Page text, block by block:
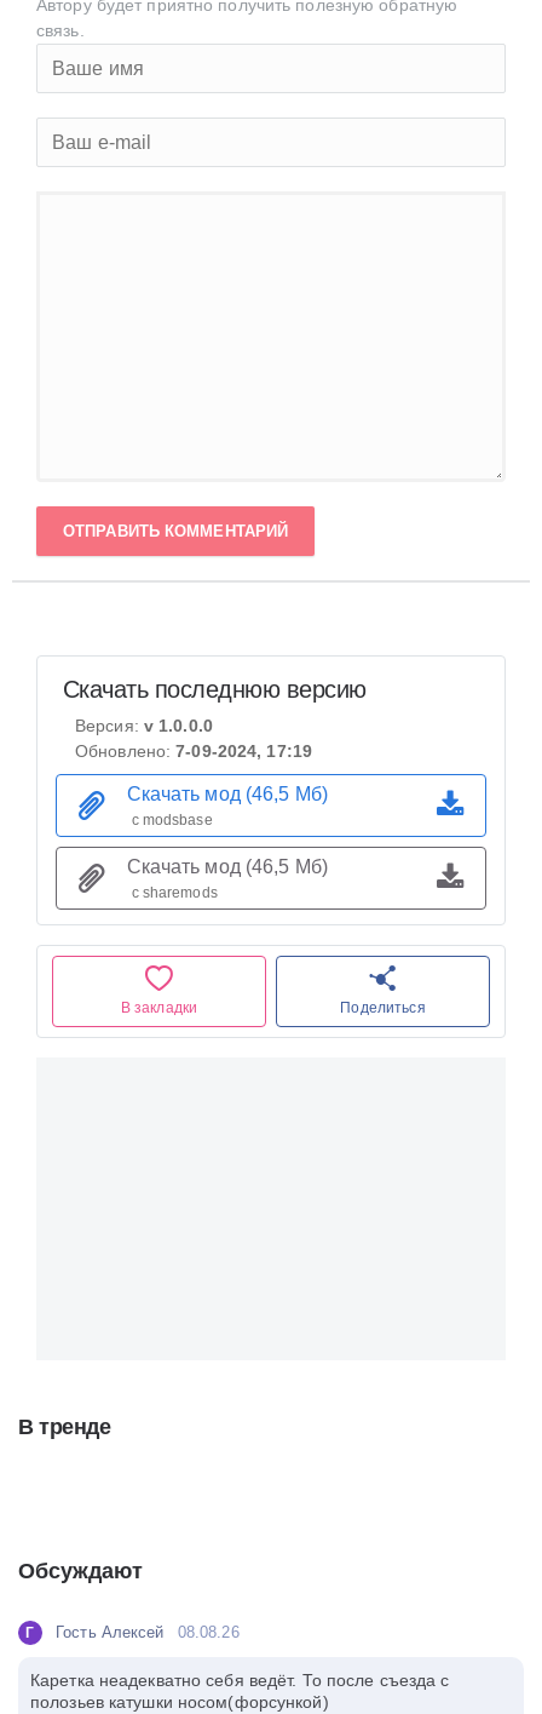
Автору будет приятно получить полезную обратную
связь.
ОТПРАВИТЬ КОММЕНТАРИЙ
В закладки Поделиться
Скачать последнюю версию
Версия: v 1.0.0.0
Обновлено:7-09-2024, 17:19
Скачать мод (46,5 Мб)
с modsbase
Скачать мод (46,5 Мб)
с sharemods
В тренде
Обсуждают
Г Гость Алексей 08.08.26
Каретка неадекватно себя ведёт. То после съезда с
полозьев катушки носом(форсункой)